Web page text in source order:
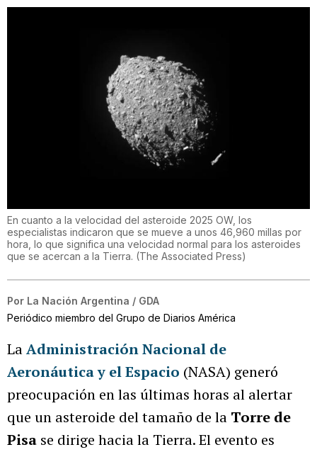
En cuanto a la velocidad del asteroide 2025 OW, los
especialistas indicaron que se mueve a unos 46,960 millas por
hora, lo que significa una velocidad normal para los asteroides
que se acercan a la Tierra. (The Associated Press)
Por La Nación Argentina / GDA
Periódico miembro del Grupo de Diarios América
LaAdministración Nacional de
Aeronáutica y el Espacio (NASA) generó
preocupación en las últimas horas al alertar
que un asteroide del tamaño de la Torre de
Pisa se dirige hacia la Tierra. El evento es